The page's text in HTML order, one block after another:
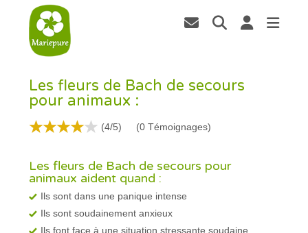
Les fleurs de Bach de secours
pour animaux :
(4/5) (0 Témoignages)
Les fleurs de Bach de secours pour
animaux aident quand :
Ils sont dans une panique intense
Ils sont soudainement anxieux
Ils font face à une situation stressante soudaine